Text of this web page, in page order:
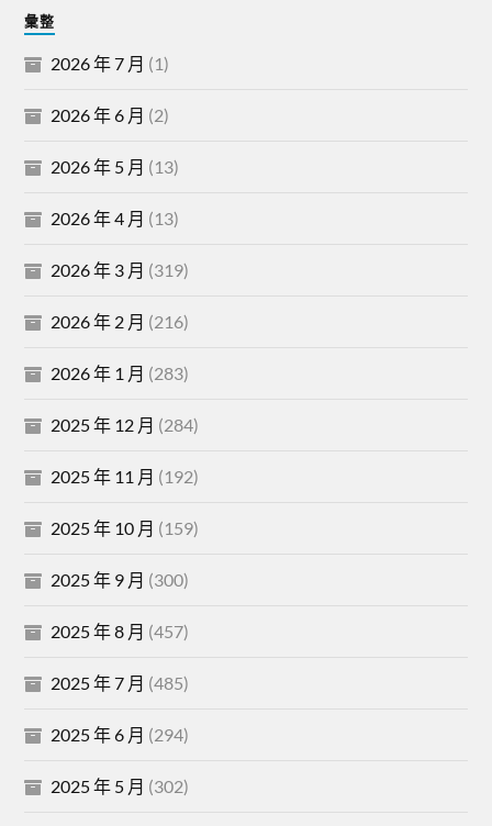
彙整
2026 年 7 月 (1)
2026 年 6 月 (2)
2026 年 5 月 (13)
2026 年 4 月 (13)
2026 年 3 月 (319)
2026 年 2 月 (216)
2026 年 1 月 (283)
2025 年 12 月 (284)
2025 年 11 月 (192)
2025 年 10 月 (159)
2025 年 9 月 (300)
2025 年 8 月 (457)
2025 年 7 月 (485)
2025 年 6 月 (294)
2025 年 5 月 (302)